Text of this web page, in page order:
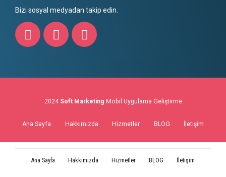
Bizi sosyal medyadan takip edin.
2024 Soft Marketing Mobil Uygulama Geliştirme
Ana Sayfa Hakkımızda Hizmetler BLOG İletişim
Ana Sayfa Hakkımızda Hizmetler BLOG İletişim